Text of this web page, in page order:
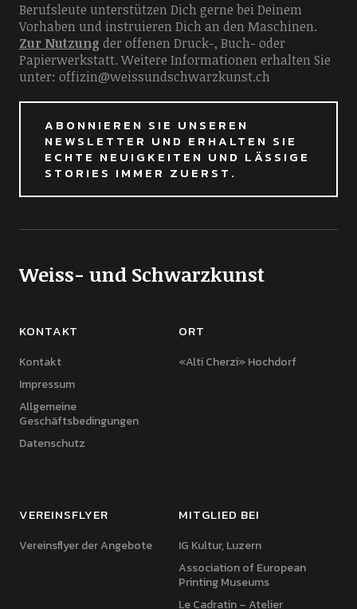
Berufsleute unterstützen Dich gerne bei Deinem
Vorhaben und instruieren Dich an den Maschinen.
Zur Nutzung der offenen Druck-, Buch- oder
Papierwerkstatt. Weitere Informationen erhalten Sie
unter: offizin@weissundschwarzkunst.ch
ABONNIEREN SIE UNSEREN
NEWSLETTER UND ERHALTEN SIE
ECHTE NEUIGKEITEN UND LÄSSIGE
STORIES IMMER ZUERST.
Weiss- und Schwarzkunst
KONTAKT
Kontakt
Impressum
Allgemeine
Geschäftsbedingungen
Datenschutz
ORT
«Alti Cherzi» Hochdorf
VEREINSFLYER
Vereinsflyer der Angebote
MITGLIED BEI
IG Kultur, Luzern
Association of European
Printing Museums
Le Cadratin – Atelier